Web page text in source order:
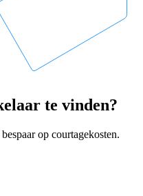
te vinden?
op courtagekosten.